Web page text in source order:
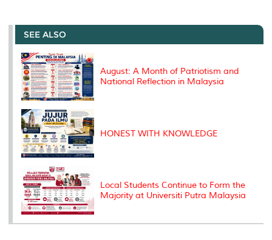
e
b
o
o
k
t
r
e
I
l
L
n
P
e
t
SEE ALSO
August: A Month of Patriotism and
National Reflection in Malaysia
HONEST WITH KNOWLEDGE
Local Students Continue to Form the
Majority at Universiti Putra Malaysia